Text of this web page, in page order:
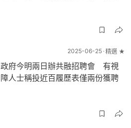
2025-06-25 精選 ★
政府今明兩日辦共融招聘會 有視
障人士稱投近百履歷表僅兩份獲聘